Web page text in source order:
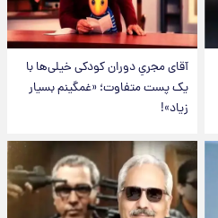
آقای مجریِ دوران کودکی خیلی‌ها با
یک پست متفاوت؛ «غمگینم بسیار
زیاد»!